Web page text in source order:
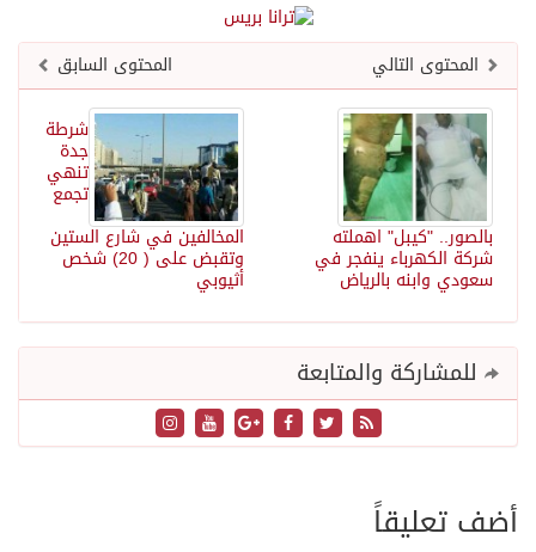
المحتوى السابق
المحتوى التالي
شرطة
جدة
تنهي
تجمع
المخالفين في شارع الستين
وتقبض على ( 20) شخص
أثيوبي
بالصور.. "كيبل" اهملته
شركة الكهرباء ينفجر في
سعودي وابنه بالرياض
للمشاركة والمتابعة
أضف تعليقاً